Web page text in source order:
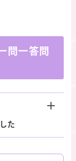
問一答問
た